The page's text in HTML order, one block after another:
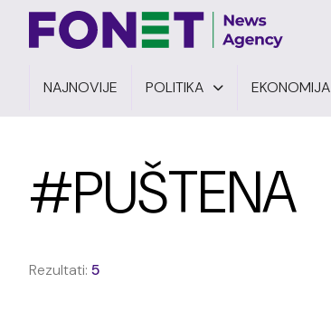
NAJNOVIJE POLITIKA EKONOMIJA
#PUŠTENA
Rezultati: 5